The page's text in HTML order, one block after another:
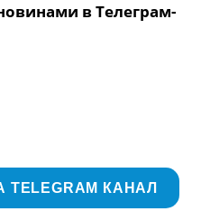
в Телеграм-
КАНАЛ